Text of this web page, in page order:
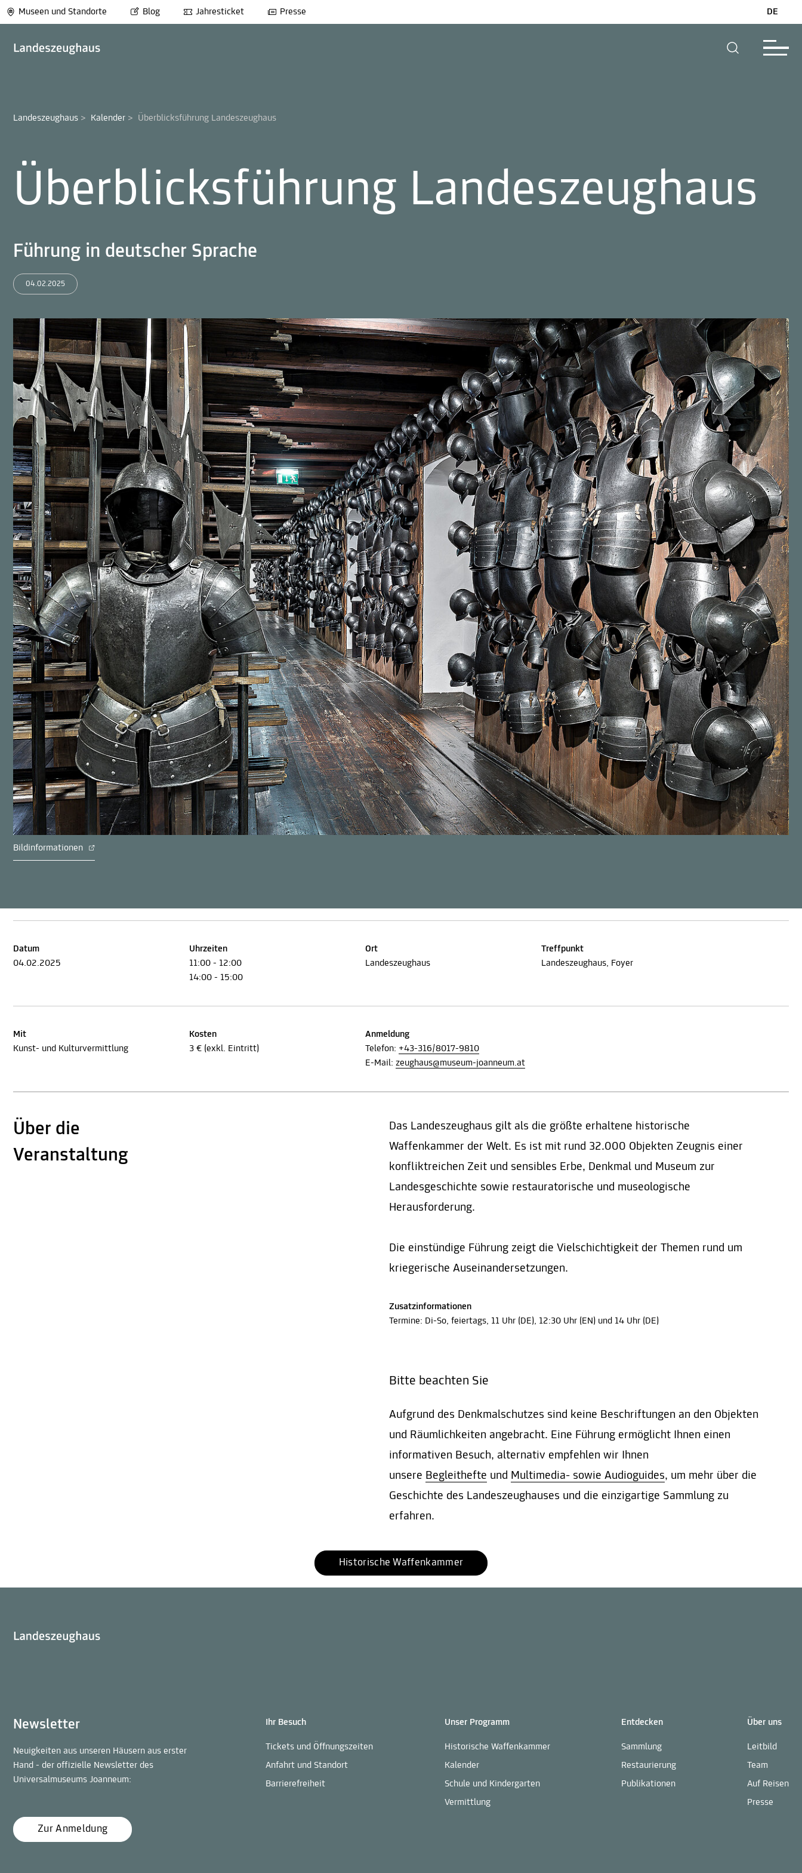
Museen und Standorte Blog Jahresticket Presse DE
Landeszeughaus > Kalender > Überblicksführung Landeszeughaus
Überblicksführung Landeszeughaus
Führung in deutscher Sprache
04.02.2025
Bildinformationen
Datum
04.02.2025
Uhrzeiten
11:00 - 12:00
14:00 - 15:00
Ort
Landeszeughaus
Treffpunkt
Landeszeughaus, Foyer
Mit
Kunst- und Kulturvermittlung
Kosten
3 € (exkl. Eintritt)
Anmeldung
Telefon: +43-316/8017-9810
E-Mail: zeughaus@museum-joanneum.at
Über die
Veranstaltung
Das Landeszeughaus gilt als die größte erhaltene historische
Waffenkammer der Welt. Es ist mit rund 32.000 Objekten Zeugnis einer
konfliktreichen Zeit und sensibles Erbe, Denkmal und Museum zur
Landesgeschichte sowie restauratorische und museologische
Herausforderung.
Die einstündige Führung zeigt die Vielschichtigkeit der Themen rund um
kriegerische Auseinandersetzungen.
Zusatzinformationen
Termine: Di-So, feiertags, 11 Uhr (DE), 12:30 Uhr (EN) und 14 Uhr (DE)
Bitte beachten Sie
Aufgrund des Denkmalschutzes sind keine Beschriftungen an den Objekten
und Räumlichkeiten angebracht. Eine Führung ermöglicht Ihnen einen
informativen Besuch, alternativ empfehlen wir Ihnen
unsere Begleithefte und Multimedia- sowie Audioguides, um mehr über die
Geschichte des Landeszeughauses und die einzigartige Sammlung zu
erfahren.
Historische Waffenkammer
Newsletter
Neuigkeiten aus unseren Häusern aus erster
Hand - der offizielle Newsletter des
Universalmuseums Joanneum:
Zur Anmeldung
Ihr Besuch
Tickets und Öffnungszeiten
Anfahrt und Standort
Barrierefreiheit
Unser Programm
Historische Waffenkammer
Kalender
Schule und Kindergarten
Vermittlung
Entdecken
Sammlung
Restaurierung
Publikationen
Über uns
Leitbild
Team
Auf Reisen
Presse